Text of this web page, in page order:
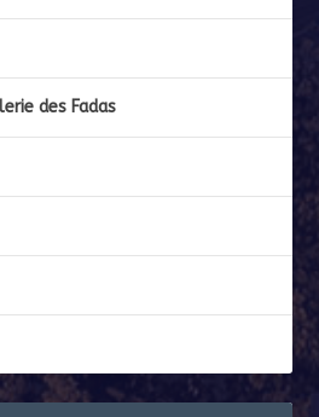
des Fadas